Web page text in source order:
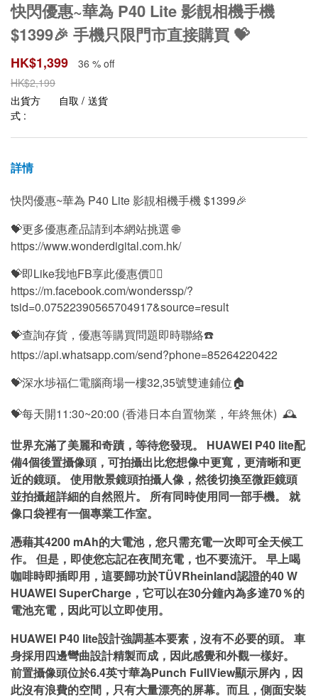
快閃優惠~華為 P40 Lite 影靚相機手機
$1399🎉 手機只限門市直接購買 💝
HK$1,399
36 % off
HK$2,199
出貨方
式 :
自取 / 送貨
詳情
快閃優惠~華為 P40 Lite 影靚相機手機 $1399🎉
💝更多優惠產品請到本網站挑選 🌐
https://www.wonderdigital.com.hk/
💝即Like我地FB享此優惠價👍🏻
https://m.facebook.com/wonderssp/?
tsid=0.07522390565704917&source=result
💝查詢存貨，優惠等購買問題即時聯絡☎️
https://api.whatsapp.com/send?phone=85264220422
💝深水埗福仁電腦商場一樓32,35號雙連鋪位🏠
💝每天開11:30~20:00 (香港日本自置物業，年終無休) 🕰
世界充滿了美麗和奇蹟，等待您發現。 HUAWEI P40 lite配
備4個後置攝像頭，可拍攝出比您想像中更寬，更清晰和更
近的鏡頭。 使用散景鏡頭拍攝人像，然後切換至微距鏡頭
並拍攝超詳細的自然照片。 所有同時使用同一部手機。 就
像口袋裡有一個專業工作室。
憑藉其4200 mAh的大電池，您只需充電一次即可全天候工
作。 但是，即使您忘記在夜間充電，也不要流汗。 早上喝
咖啡時即插即用，這要歸功於TÜVRheinland認證的40 W
HUAWEI SuperCharge，它可以在30分鐘內為多達70％的
電池充電，因此可以立即使用。
HUAWEI P40 lite設計強調基本要素，沒有不必要的頭。 車
身採用四邊彎曲設計精製而成，因此感覺和外觀一樣好。
前置攝像頭位於6.4英寸華為Punch FullView顯示屏內，因
此沒有浪費的空間，只有大量漂亮的屏幕。而且，側面安裝